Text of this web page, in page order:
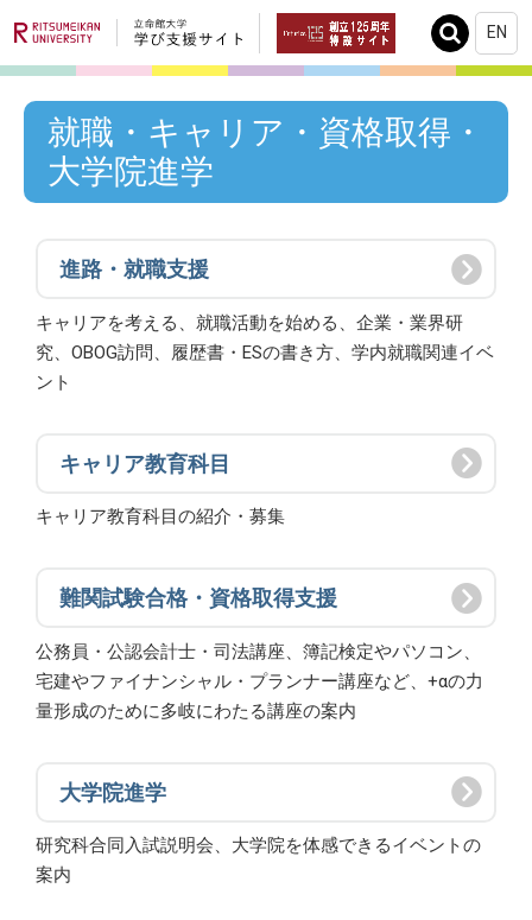
Search EN
就職・キャリア・資格取得・
大学院進学
進路・就職支援
キャリアを考える、就職活動を始める、企業・業界研
究、OBOG訪問、履歴書・ESの書き方、学内就職関連イベ
ント
キャリア教育科目
キャリア教育科目の紹介・募集
難関試験合格・資格取得支援
公務員・公認会計士・司法講座、簿記検定やパソコン、
宅建やファイナンシャル・プランナー講座など、+αの力
量形成のために多岐にわたる講座の案内
大学院進学
研究科合同入試説明会、大学院を体感できるイベントの
案内